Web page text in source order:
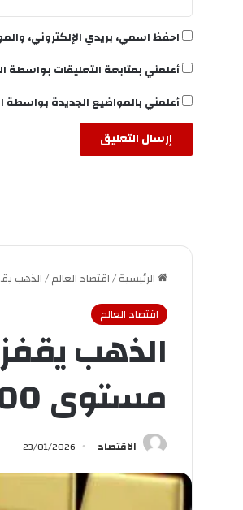
احفظ اسمي، بريدي الإلكتروني،
أعلمني بمتابعة التعليقات بواسطة
أعلمني بالمواضيع الجديدة بواسطة